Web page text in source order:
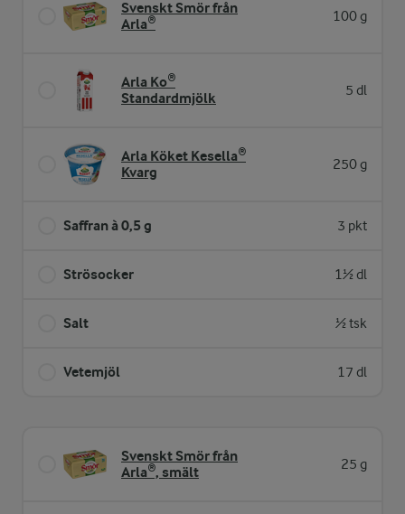
Svenskt Smör från
Arla®
100 g
Arla Ko®
Standardmjölk
5 dl
Arla Köket Kesella®
Kvarg
250 g
Saffran à 0,5 g 3 pkt
Strösocker 1½ dl
Salt ½ tsk
Vetemjöl 17 dl
Svenskt Smör från
Arla®, smält
25 g